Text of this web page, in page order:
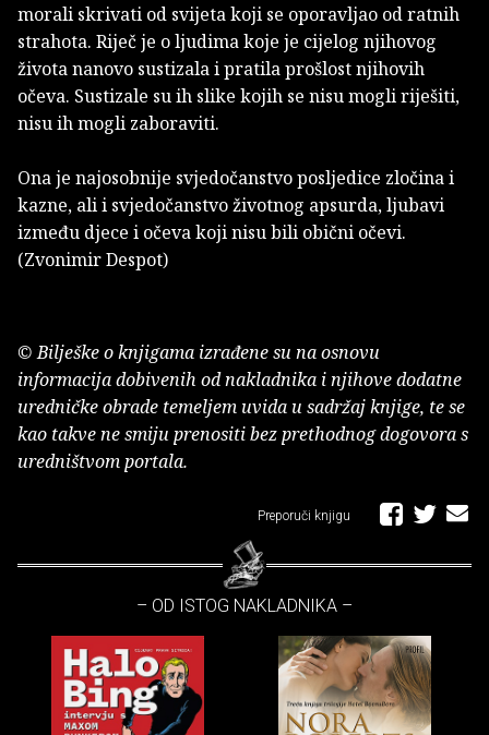
morali skrivati od svijeta koji se oporavljao od ratnih
strahota. Riječ je o ljudima koje je cijelog njihovog
života nanovo sustizala i pratila prošlost njihovih
očeva. Sustizale su ih slike kojih se nisu mogli riješiti,
nisu ih mogli zaboraviti.
Ona je najosobnije svjedočanstvo posljedice zločina i
kazne, ali i svjedočanstvo životnog apsurda, ljubavi
između djece i očeva koji nisu bili obični očevi.
(Zvonimir Despot)
© Bilješke o knjigama izrađene su na osnovu
informacija dobivenih od nakladnika i njihove dodatne
uredničke obrade temeljem uvida u sadržaj knjige, te se
kao takve ne smiju prenositi bez prethodnog dogovora s
uredništvom portala.
Preporuči knjigu
– OD ISTOG NAKLADNIKA –